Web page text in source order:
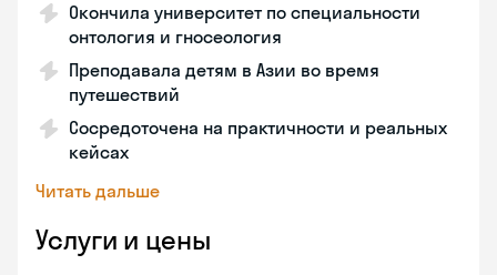
Окончила университет по специальности
онтология и гносеология
Преподавала детям в Азии во время
путешествий
Сосредоточена на практичности и реальных
кейсах
Читать дальше
Услуги и цены